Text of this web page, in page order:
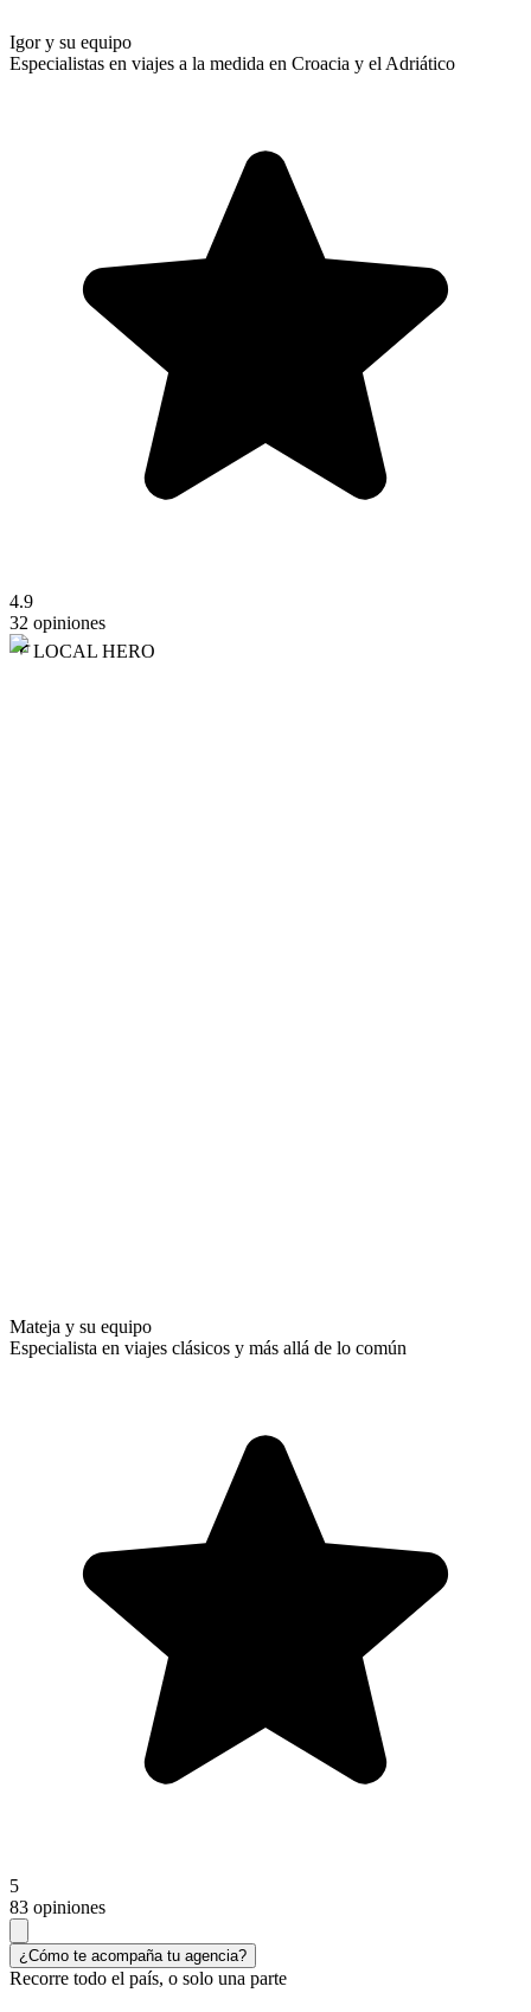
Igor y su equipo
Especialistas en viajes a la medida en Croacia y el Adriático
4.9
32 opiniones
LOCAL HERO
Mateja y su equipo
Especialista en viajes clásicos y más allá de lo común
5
83 opiniones
¿Cómo te acompaña tu agencia?
Recorre todo el país, o solo una parte